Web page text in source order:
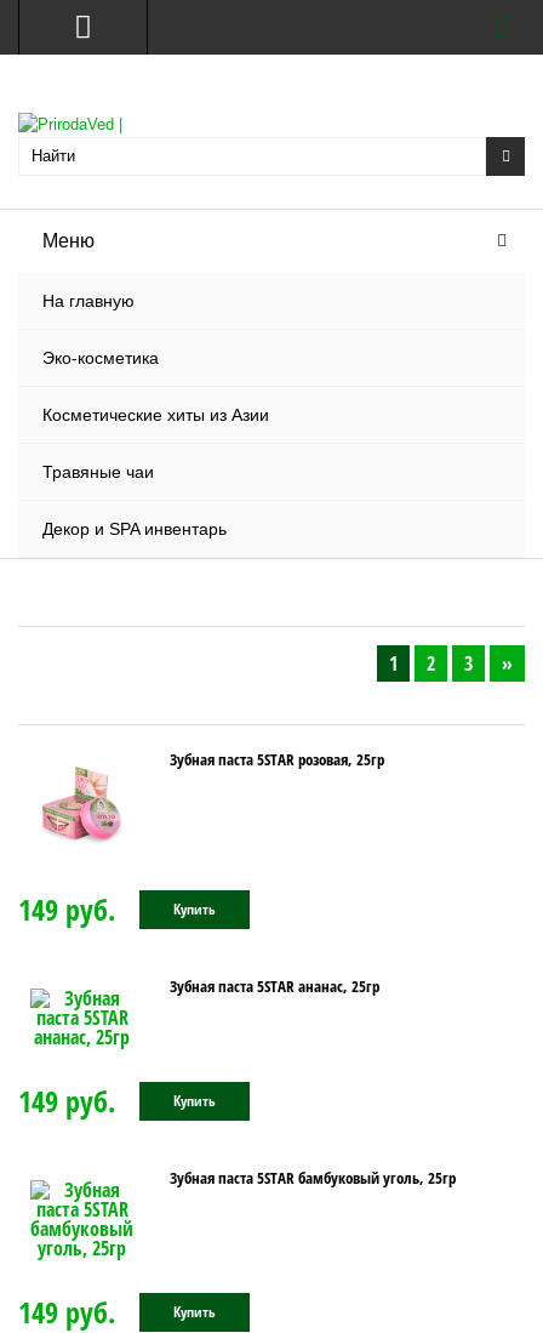
Меню
На главную
Эко-косметика
Косметические хиты из Азии
Травяные чаи
Декор и SPA инвентарь
1 2 3 »
Зубная паста 5STAR розовая, 25гр
149 руб. Купить
Зубная паста 5STAR ананас, 25гр
149 руб. Купить
Зубная паста 5STAR бамбуковый уголь, 25гр
149 руб. Купить